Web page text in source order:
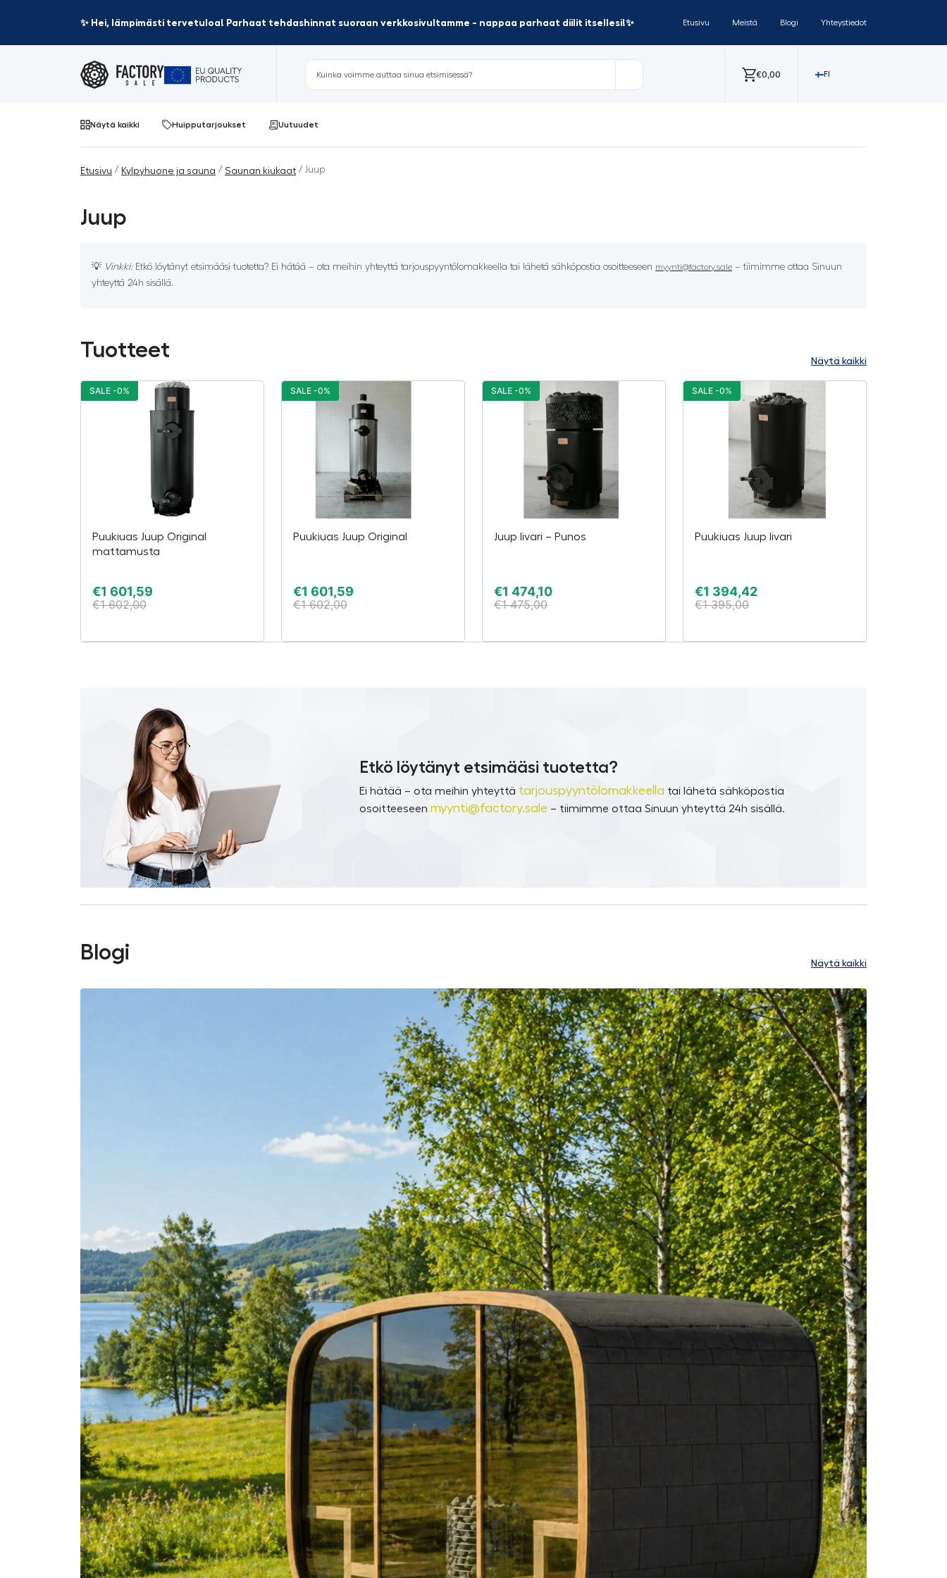
✨ Hei, lämpimästi tervetuloa! Parhaat tehdashinnat suoraan verkkosivultamme - nappaa parhaat diilit itsellesi!✨ Etusivu Meistä Blogi Yhteystiedot
€0,00 FI
Näytä kaikki Huipputarjoukset Uutuudet
Etusivu / Kylpyhuone ja sauna / Saunan kiukaat / Juup
Juup
💡 Vinkki:Etkö löytänyt etsimääsi tuotetta? Ei hätää – ota meihin yhteyttä tarjouspyyntölomakkeella tai lähetä sähköpostia osoitteeseen myynti@factory.sale – tiimimme ottaa Sinuun
yhteyttä 24h sisällä.
Tuotteet Näytä kaikki
Puukiuas Juup Original
mattamusta
€1 601,59
€1 602,00
SALE -0%
Puukiuas Juup Original
€1 601,59
€1 602,00
SALE -0%
Juup Iivari – Punos
€1 474,10
€1 475,00
SALE -0%
Puukiuas Juup Iivari
€1 394,42
€1 395,00
SALE -0%
Etkö löytänyt etsimääsi tuotetta?
Ei hätää – ota meihin yhteyttä tarjouspyyntölomakkeella tai lähetä sähköpostia
osoitteeseen myynti@factory.sale – tiimimme ottaa Sinuun yhteyttä 24h sisällä.
Blogi Näytä kaikki